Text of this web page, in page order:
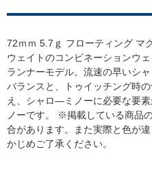
72ｍｍ 5.7ｇ フローティング マ
ウェイトのコンビネーションウ
ランナーモデル。流速の早いシ
バランスと、トゥイッチング時
え、シャロ―ミノーに必要な要
ノーです。 ※掲載している商品
合があります。また実際と色が
かじめご了承ください。